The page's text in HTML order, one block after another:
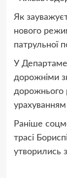
Як
нового
патрульної
У
дорожніми
дорожнього
урахуванням
Раніше
трасі
утворились